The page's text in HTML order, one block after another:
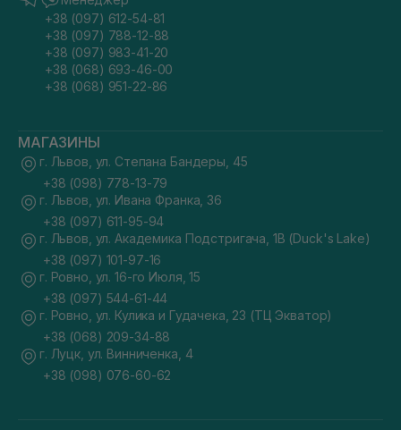
+38 (097) 612-54-81
+38 (097) 788-12-88
+38 (097) 983-41-20
+38 (068) 693-46-00
+38 (068) 951-22-86
МАГАЗИНЫ
г. Львов, ул. Степана Бандеры, 45
+38 (098) 778-13-79
г. Львов, ул. Ивана Франка, 36
+38 (097) 611-95-94
г. Львов, ул. Академика Подстригача, 1В (Duck's Lake)
+38 (097) 101-97-16
г. Ровно, ул. 16-го Июля, 15
+38 (097) 544-61-44
г. Ровно, ул. Кулика и Гудачека, 23 (ТЦ Экватор)
+38 (068) 209-34-88
г. Луцк, ул. Винниченка, 4
+38 (098) 076-60-62